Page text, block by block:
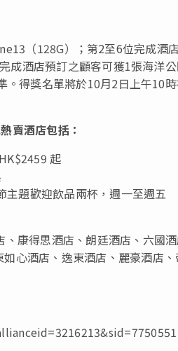
（128G）；第2至6位完成酒
成酒店預訂之顧客可獲1張海洋
。得獎名單將於10月2日上午10
賣酒店包括：
起
題歡迎飲品兩杯，週一至週五
康得思酒店、朗廷酒店、六國
心酒店、逸東酒店、麗豪酒店